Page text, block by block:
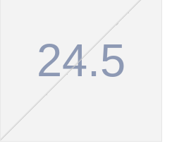
24.5